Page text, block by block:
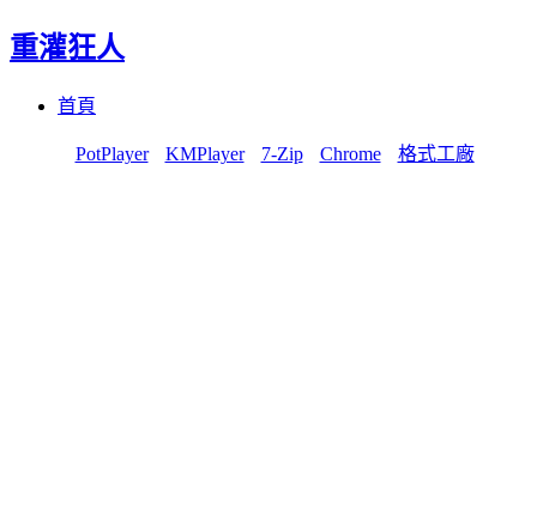
重灌狂人
首頁
PotPlayer KMPlayer 7-Zip Chrome 格式工廠